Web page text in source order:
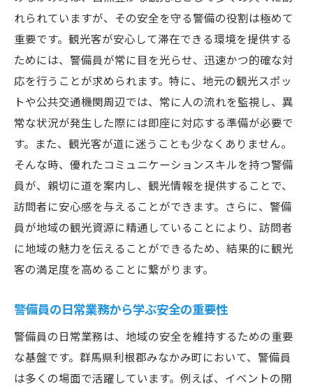
れられていますが、その安全を守る警備の役割は極めて
重要です。観光客が安心して滞在できる環境を提供する
ためには、警備員が常に目を光らせ、迅速かつ的確な対
応を行うことが求められます。特に、地元の観光スポッ
トや公共交通機関周辺では、常に人の流れを監視し、異
常な状況が発生した際には即座に対応する準備が必要で
す。また、観光客が道に迷うことも少なくありません。
そんな時、優れたコミュニケーションスキルを持つ警備
員が、親切に道を案内し、観光情報を提供することで、
訪問者に安心感を与えることができます。さらに、警備
員が地域の観光資源に精通していることにより、訪問者
に地域の魅力を伝えることができるため、結果的に観光
客の満足度を高めることに繋がります。
警備員の日常業務から学ぶ安全の重要性
警備員の日常業務は、地域の安全を維持するための重要
な基盤です。群馬県利根郡みなかみ町において、警備員
は多くの場面で活躍しています。例えば、イベントの開